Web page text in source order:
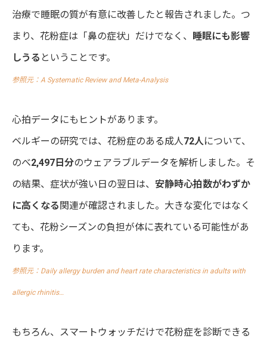
治療で睡眠の質が有意に改善したと報告されました。つ
まり、花粉症は「鼻の症状」だけでなく、 睡眠にも影響
しうる ということです。
参照元：A Systematic Review and Meta-Analysis
心拍データにもヒントがあります。
ベルギーの研究では、花粉症のある成人72人について、
のべ2,497日分のウェアラブルデータを解析しました。そ
の結果、症状が強い日の翌日は、 安静時心拍数がわずか
に高くなる関連が確認されました。大きな変化ではなく
ても、花粉シーズンの負担が体に表れている可能性があ
ります。
参照元：Daily allergy burden and heart rate characteristics in adults with
allergic rhinitis…
もちろん、スマートウォッチだけで花粉症を診断できる